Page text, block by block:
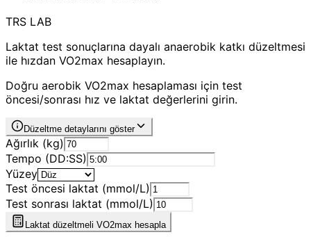
TRS LAB
Laktat test sonuçlarına dayalı anaerobik katkı düzeltmesi
ile hızdan VO2max hesaplayın.
Doğru aerobik VO2max hesaplaması için test
öncesi/sonrası hız ve laktat değerlerini girin.
Düzeltme detaylarını göster
Ağırlık (kg)
Tempo (DD:SS)
Yüzey
Test öncesi laktat (mmol/L)
Test sonrası laktat (mmol/L)
Laktat düzeltmeli VO2max hesapla